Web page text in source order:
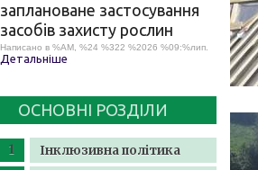
заплановане застосування
засобів захисту рослин
Написано в %AM, %24 %322 %2026 %09:%лип.
Детальніше
ОСНОВНІ РОЗДІЛИ
Інклюзивна політика